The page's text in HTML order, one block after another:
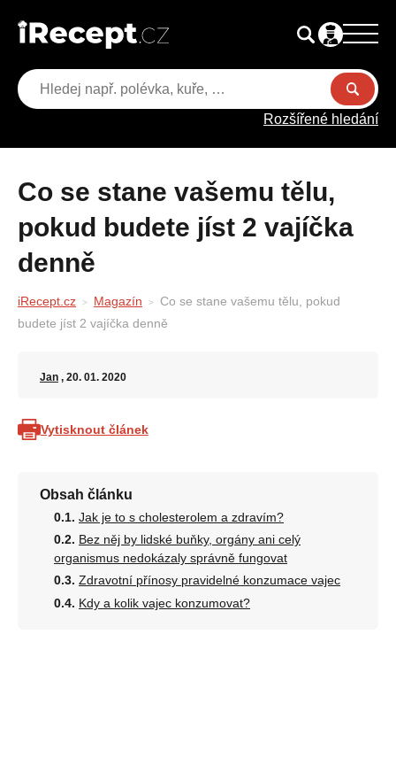
Rozšířené hledání
Co se stane vašemu tělu,
pokud budete jíst 2 vajíčka
denně
iRecept.cz Magazín
Co se stane vašemu tělu, pokud
budete jíst 2 vajíčka denně
Jan , 20. 01. 2020
Vytisknout článek
Obsah článku
Jak je to s cholesterolem a zdravím?
Bez něj by lidské buňky, orgány ani celý
organismus nedokázaly správně fungovat
Zdravotní přínosy pravidelné konzumace vajec
Kdy a kolik vajec konzumovat?